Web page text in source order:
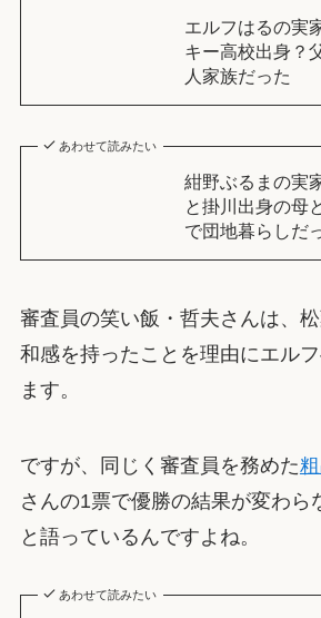
エルフはるの実
キー高校出身？
人家族だった
あわせて読みたい
紺野ぶるまの実
と掛川出身の母
で団地暮らしだ
審査員の笑い飯・哲夫さんは、
和感を持ったことを理由にエル
ます。
ですが、同じく審査員を務めた
さんの1票で優勝の結果が変わら
と語っているんですよね。
あわせて読みたい